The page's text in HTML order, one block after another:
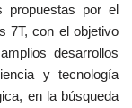
propuestas por el
7T, con el objetivo
desarrollos
y tecnología
en la búsqueda